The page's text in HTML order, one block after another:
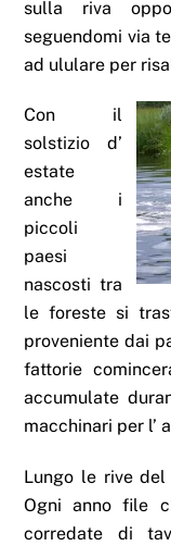
sulla riva
seguendomi via
ad ululare per
Con il
solstizio d’
estate
anche i
piccoli
paesi
nascosti tra
le foreste si
proveniente dai
fattorie
accumulate
macchinari per l’
Lungo le rive
Ogni anno file
corredate di